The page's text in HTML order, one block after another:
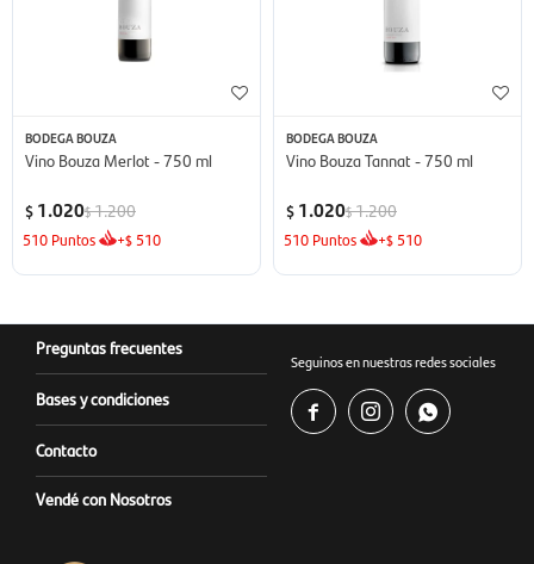
BODEGA BOUZA
Vino Bouza Merlot - 750 ml
$ 1.020$1.200
510 Puntos +$ 510
BODEGA BOUZA
Vino Bouza Tannat - 750 ml
$ 1.020$1.200
510 Puntos +$ 510
Preguntas frecuentes
Bases y condiciones
Contacto
Vendé con Nosotros
Seguinos en nuestras redes sociales
  